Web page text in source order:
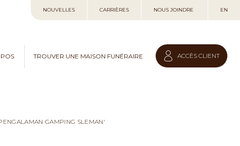
au
NOUVELLES CARRIÈRES NOUS JOINDRE EN
TROUVER UNE MAISON FUNÉRAIRE ACCÈS CLIENT
GAMPING SLEMAN'